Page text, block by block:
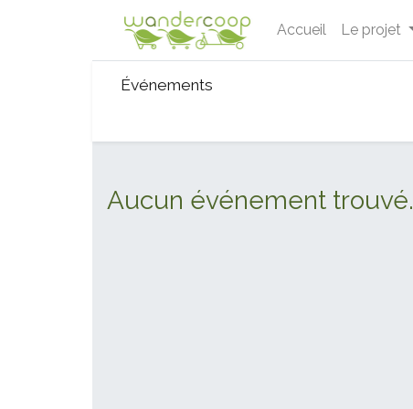
Accueil Le projet
Événements
Aucun événement trouvé.